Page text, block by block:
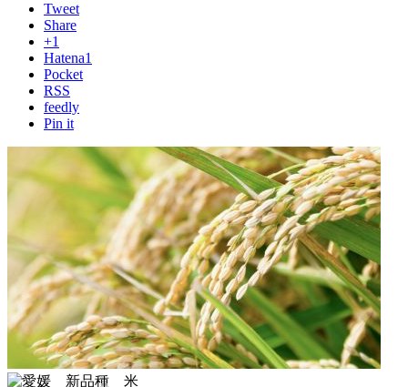
Tweet
Share
+1
Hatena1
Pocket
RSS
feedly
Pin it